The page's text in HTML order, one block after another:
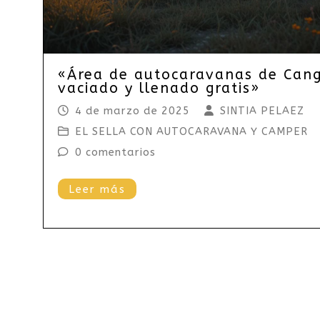
«Área de autocaravanas de
vaciado y llenado gratis»
4 de marzo de 2025
SINTIA PELAEZ
EL SELLA CON AUTOCARAVANA Y CAMPER
0 comentarios
Leer más